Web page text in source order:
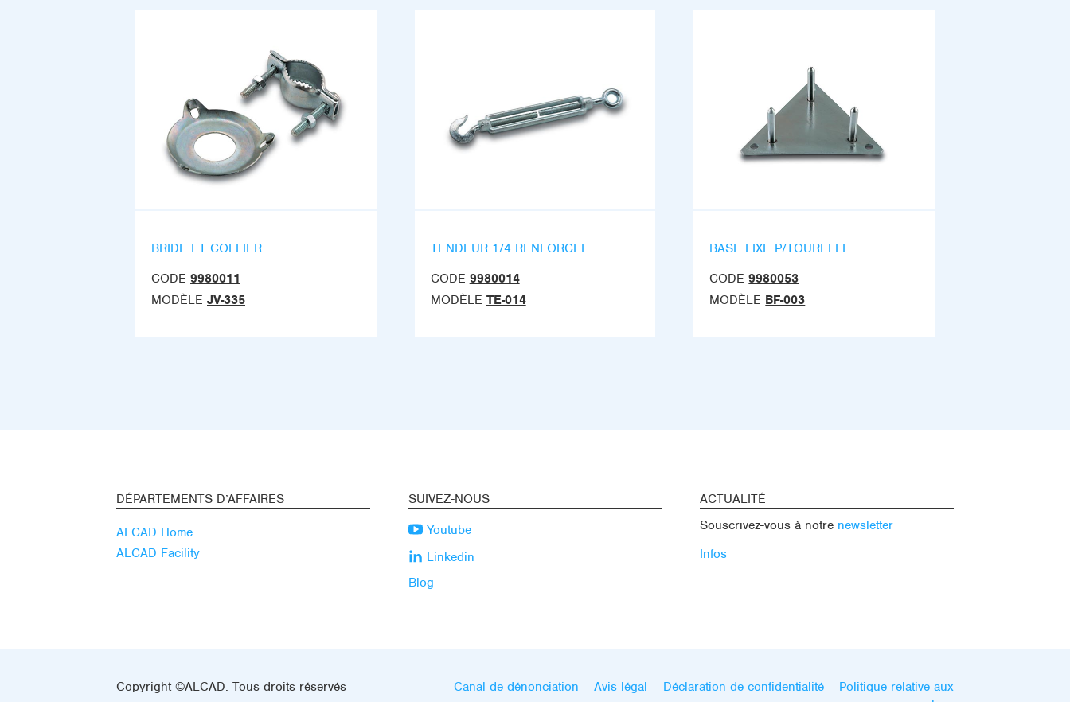
BRIDE ET COLLIER
CODE 9980011
MODÈLE JV-335
TENDEUR 1/4 RENFORCEE
CODE 9980014
MODÈLE TE-014
BASE FIXE P/TOURELLE
CODE 9980053
MODÈLE BF-003
DÉPARTEMENTS D’AFFAIRES
ALCAD Home
ALCAD Facility
SUIVEZ-NOUS
Youtube
Linkedin
Blog
ACTUALITÉ
Souscrivez-vous à notre newsletter
Infos
Copyright ©ALCAD. Tous droits réservés Canal de dénonciation Avis légal Déclaration de confidentialité
Politique relative aux